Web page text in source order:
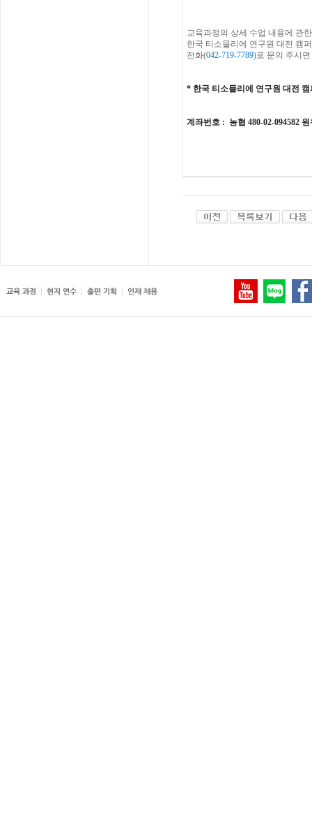
교육과정의 상세 수업 내용에 관한
한국 티소믈리에 연구원 대전 캠
전화(042-719-7789)로 문의 주시면
* 한국 티소믈리에 연구원 대전 캠
계좌번호 : 농협 480-02-094582